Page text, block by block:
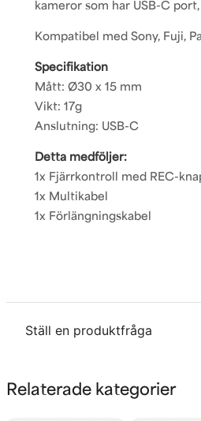
kameror som har USB-C
Kompatibel med Sony, Fuji,
Specifikation
Mått: Ø30 x 15 mm
Vikt: 17g
Anslutning: USB-C
Detta medföljer:
1x Fjärrkontroll med REC-
1x Multikabel
1x Förlängningskabel
Ställ en produktfråga
Fråga oss något om denna
Relaterade kategorier